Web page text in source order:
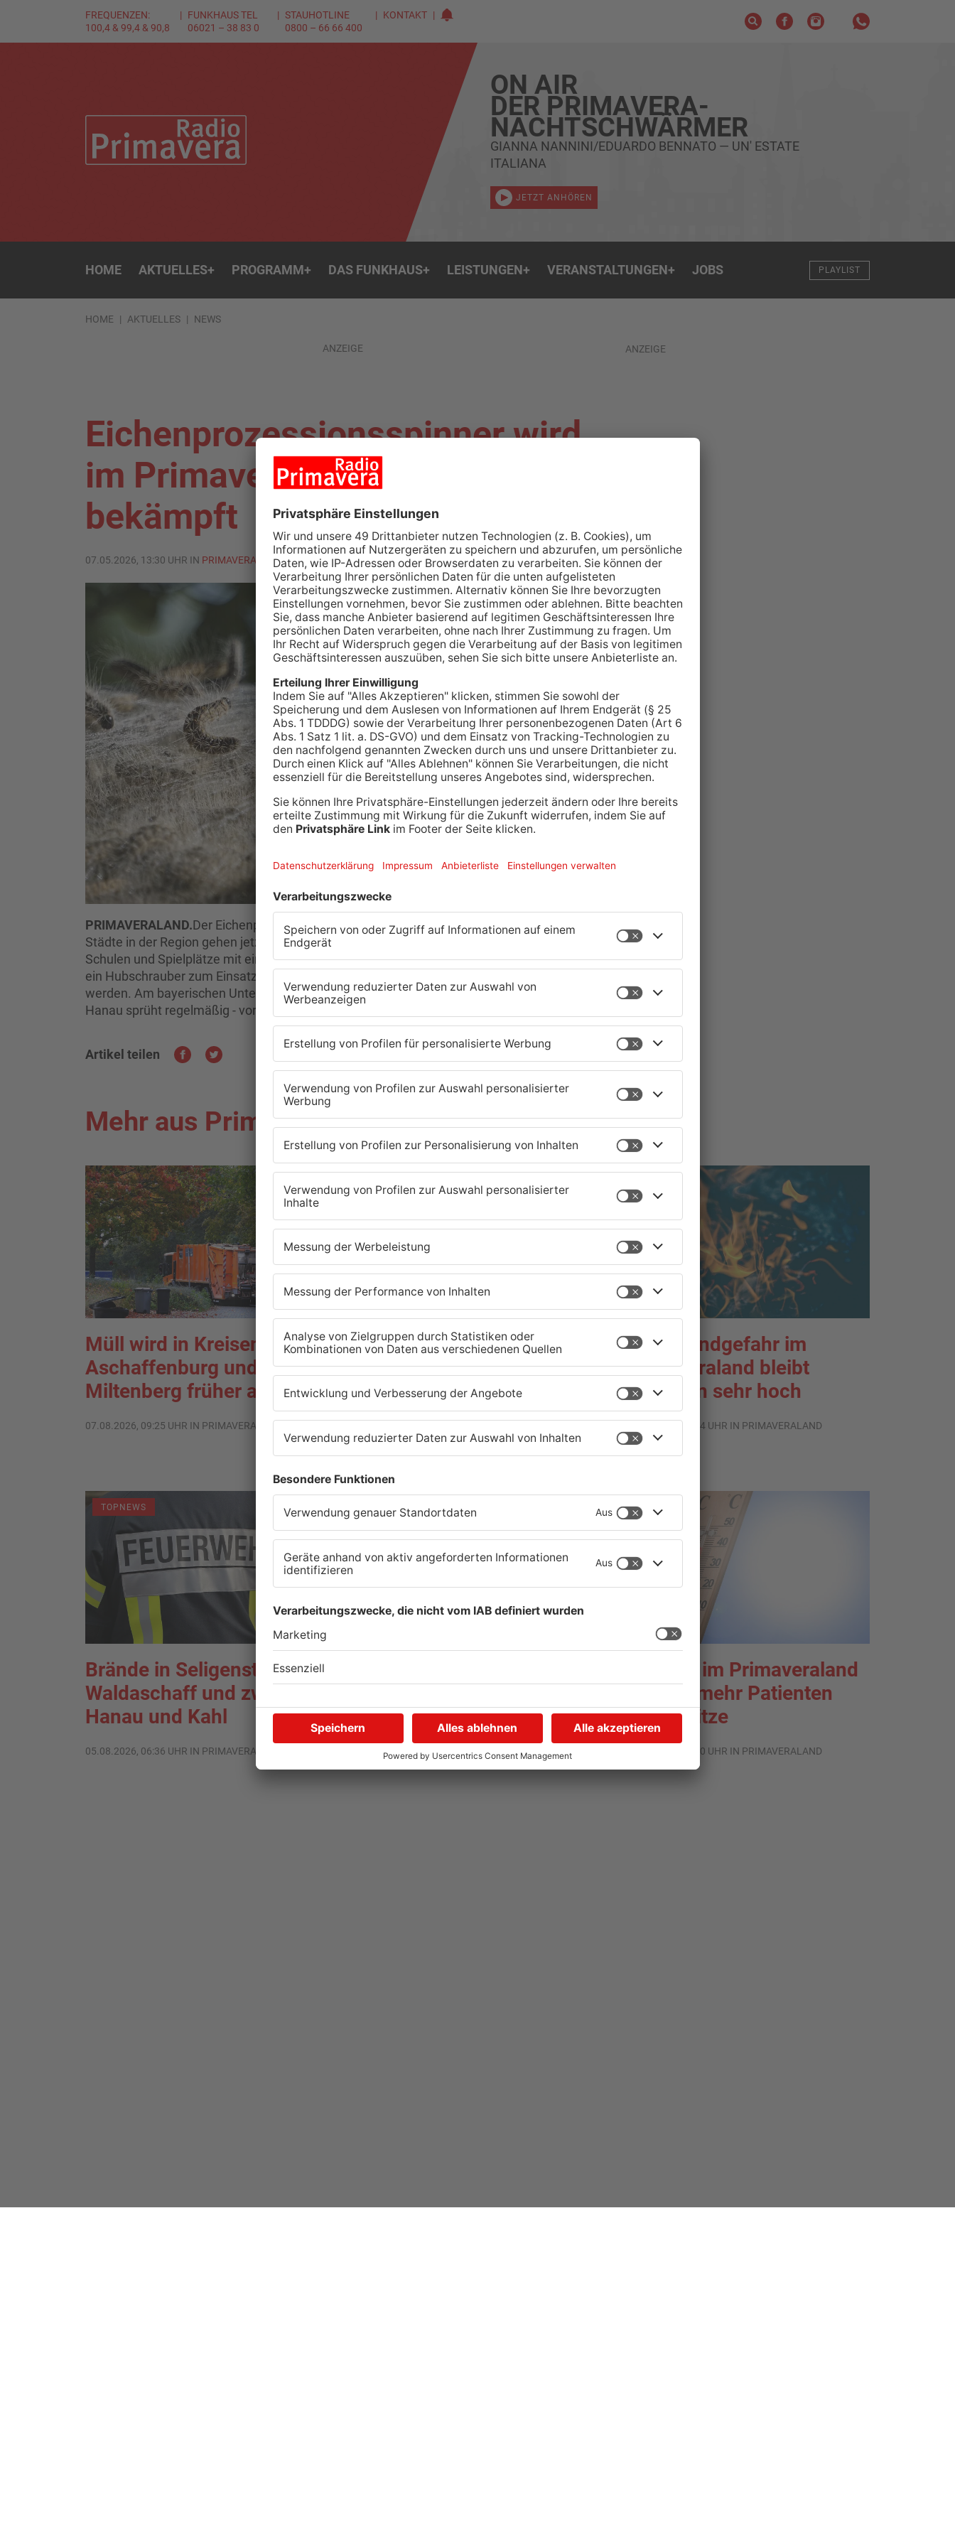
FREQUENZEN:
100,4 & 99,4 & 90,8
FUNKHAUS TEL
06021 – 38 83 0
STAUHOTLINE
0800 – 66 66 400
KONTAKT
ON AIR
DER PRIMAVERA-
NACHTSCHWÄRMER
GIANNA NANNINI/EDUARDO BENNATO — UN' ESTATE
ITALIANA
JETZT ANHÖREN
HOME AKTUELLES+ PROGRAMM+ DAS FUNKHAUS+ LEISTUNGEN+ VERANSTALTUNGEN+ JOBS PLAYLIST
HOME AKTUELLES NEWS
ANZEIGE
Eichenprozessionsspinner wird
im Primaveraland aktuell
bekämpft
07.05.2026, 13:30 UHR IN PRIMAVERALAND
PRIMAVERALAND.Der Eichenprozessionsspinner wird bei uns wieder bekämpft. Mehrere
Städte in der Region gehen jetzt gezielt gegen die Raupen vor. In Offenbach werden dafür
Schulen und Spielplätze mit einem biologischen Mittel behandelt. In Maintal kommt teils
ein Hubschrauber zum Einsatz, während auch in Gründau hunderte Bäume vernebelt
werden. Am bayerischen Untermain gibt es aktuell keine Infos zu solchen Maßnahmen.
Hanau sprüht regelmäßig - vor allem an Kitas, in Parks und auf Friedhöfen.
Artikel teilen
ANZEIGE
Mehr aus Primaveraland
Müll wird in Kreisen
Aschaffenburg und
Miltenberg früher abgeholt
07.08.2026, 09:25 UHR IN PRIMAVERALAND
Schwimmbäder im
Primaveraland weisen teils
erhebliche Mängel auf
Waldbrandgefahr im
Primaveraland bleibt
weiterhin sehr hoch
06.08.2026, 06:34 UHR IN PRIMAVERALAND
TOPNEWS
Brände in Seligenstadt,
Waldaschaff und zwischen
Hanau und Kahl
05.08.2026, 06:36 UHR IN PRIMAVERALAND
Trockenheit
04.08.2026, 15:07 UHR IN PRIMAVERALAND
TOPNEWS
Kliniken im Primaveraland
melden mehr Patienten
durch Hitze
04.08.2026, 07:50 UHR IN PRIMAVERALAND